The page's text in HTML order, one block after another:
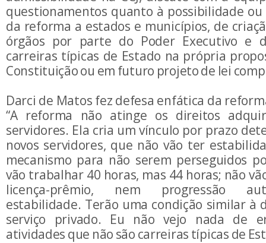
questionamentos quanto à possibilidade
da reforma a estados e municípios, de
órgãos por parte do Poder Executivo e
carreiras típicas de Estado na própria
Constituição ou em futuro projeto de lei
Darci de Matos fez defesa enfática da
“A reforma não atinge os direitos
servidores. Ela cria um vínculo por prazo
novos servidores, que não vão ter
mecanismo para não serem perseguidos
vão trabalhar 40 horas, mas 44 horas; não
licença-prêmio, nem progressão
estabilidade. Terão uma condição similar à
serviço privado. Eu não vejo nada de
atividades que não são carreiras típicas de